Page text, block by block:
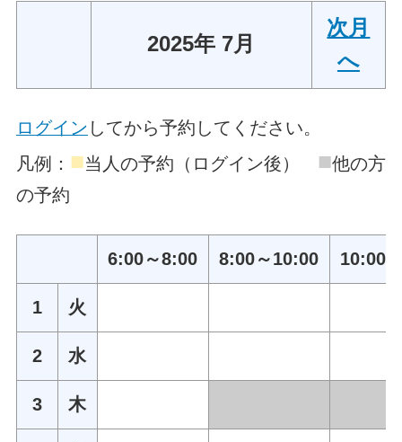
2025年 7月
次月
へ
ログイン してから予約してください。
凡例： ■当人の予約（ログイン後） ■他の方
の予約
6:00～8:00 8:00～10:00 10:00
1 火
2 水
3 木